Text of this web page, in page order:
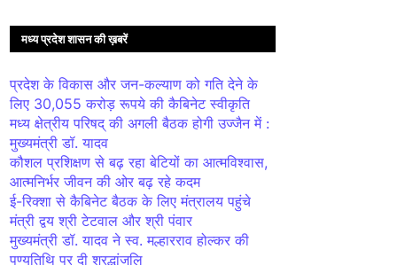
मध्य प्रदेश शासन की ख़बरें
प्रदेश के विकास और जन-कल्याण को गति देने के
लिए 30,055 करोड़ रूपये की कैबिनेट स्वीकृति
मध्य क्षेत्रीय परिषद् की अगली बैठक होगी उज्जैन में :
मुख्यमंत्री डॉ. यादव
कौशल प्रशिक्षण से बढ़ रहा बेटियों का आत्मविश्वास,
आत्मनिर्भर जीवन की ओर बढ़ रहे कदम
ई-रिक्शा से कैबिनेट बैठक के लिए मंत्रालय पहुंचे
मंत्री द्वय श्री टेटवाल और श्री पंवार
मुख्यमंत्री डॉ. यादव ने स्व. मल्हारराव होल्कर की
पुण्यतिथि पर दी श्रद्धांजलि